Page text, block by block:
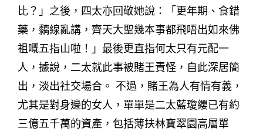
比？」之後，四太亦回敬她說：「更年期、食錯
藥，黐線亂講，齊天大聖幾本事都飛唔出如來佛
祖嘅五指山啦！」最後更直指何太只有元配一
人，據說，二太就此事被賭王責怪，自此深居簡
出，淡出社交場合。 不過，賭王為人有情有義，
尤其是對身邊的女人，單單是二太藍瓊纓已有約
三億五千萬的資產，包括薄扶林寶翠園高層單